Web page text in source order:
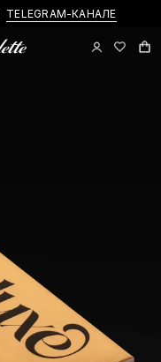
TELEGRAM-КАНАЛЕ